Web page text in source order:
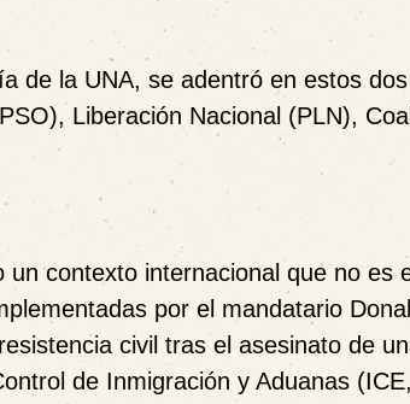
de la UNA, se adentró en estos
Liberación Nacional (PLN),
contexto internacional que no es
por el mandatario
civil tras el asesinato de
de Inmigración y Aduanas